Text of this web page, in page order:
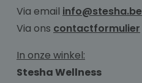
Via email info@stesha.be
Via ons contactformulier
In onze winkel:
Stesha Wellness